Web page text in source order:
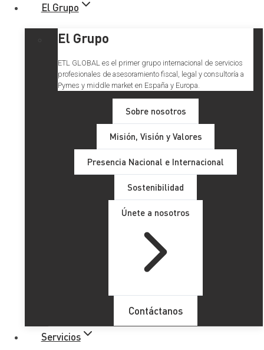
El Grupo
El Grupo
ETL GLOBAL es el primer grupo internacional de servicios
profesionales de asesoramiento fiscal, legal y consultoría a
Pymes y middle market en España y Europa.
Sobre nosotros
Misión, Visión y Valores
Presencia Nacional e Internacional
Sostenibilidad
Únete a nosotros
Contáctanos
Servicios
Los socios directores del top
20 en facturación analizan el
crecimiento de sus despachos